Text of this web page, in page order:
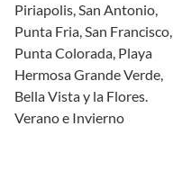
Piriapolis, San Antonio,
Punta Fria, San Francisco,
Punta Colorada, Playa
Hermosa Grande Verde,
Bella Vista y la Flores.
Verano e Invierno